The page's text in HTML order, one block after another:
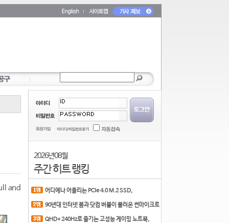
and
2026년 08월
주간 히트 랭킹
어디에나 어울리는 PCIe 4.0 M.2 SSD,
90년대 인터넷 붐과 닷컴 버블이 불러온 썬마이크로
QHD+ 240Hz로 즐기는 고성능 게이밍 노트북,